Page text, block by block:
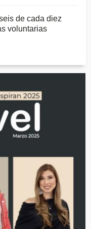
de cada diez
voluntarias